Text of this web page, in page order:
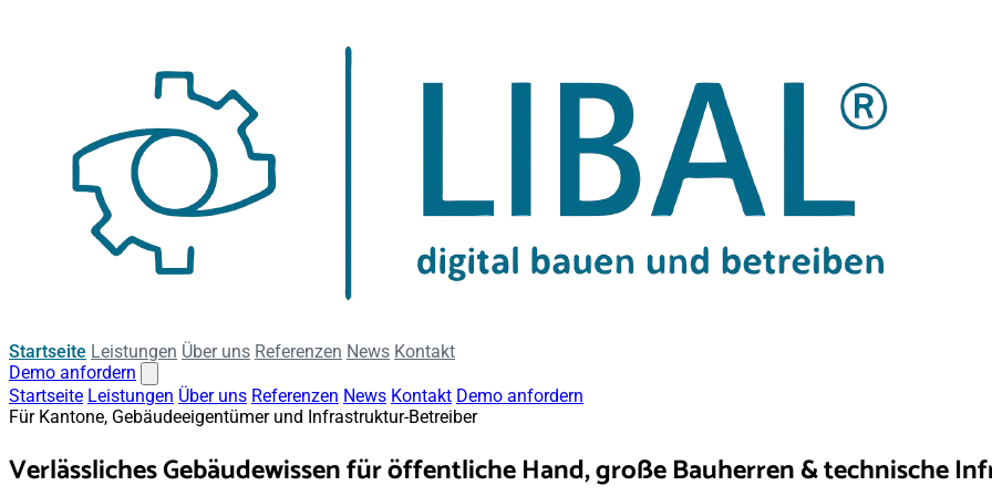
Startseite Leistungen Über uns Referenzen News Kontakt
Demo anfordern
Startseite Leistungen Über uns Referenzen News Kontakt Demo anfordern
Für Kantone, Gebäudeeigentümer und Infrastruktur-Betreiber
Verlässliches Gebäudewissen füröffentliche Hand, große Bauherren & technische